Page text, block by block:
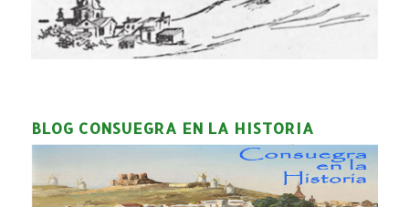
BLOG CONSUEGRA EN LA HISTORIA